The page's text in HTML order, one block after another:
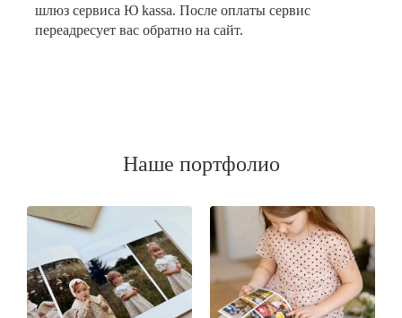
шлюз сервиса Ю kassa. После оплаты сервис
переадресует вас обратно на сайт.
Наше портфолио